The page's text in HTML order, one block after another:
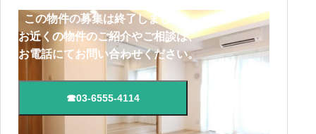
この物件の募集は終了しました。
お近くの物件のご紹介やご相談は、
お電話にてお問い合わせください。
☎03-6555-4114